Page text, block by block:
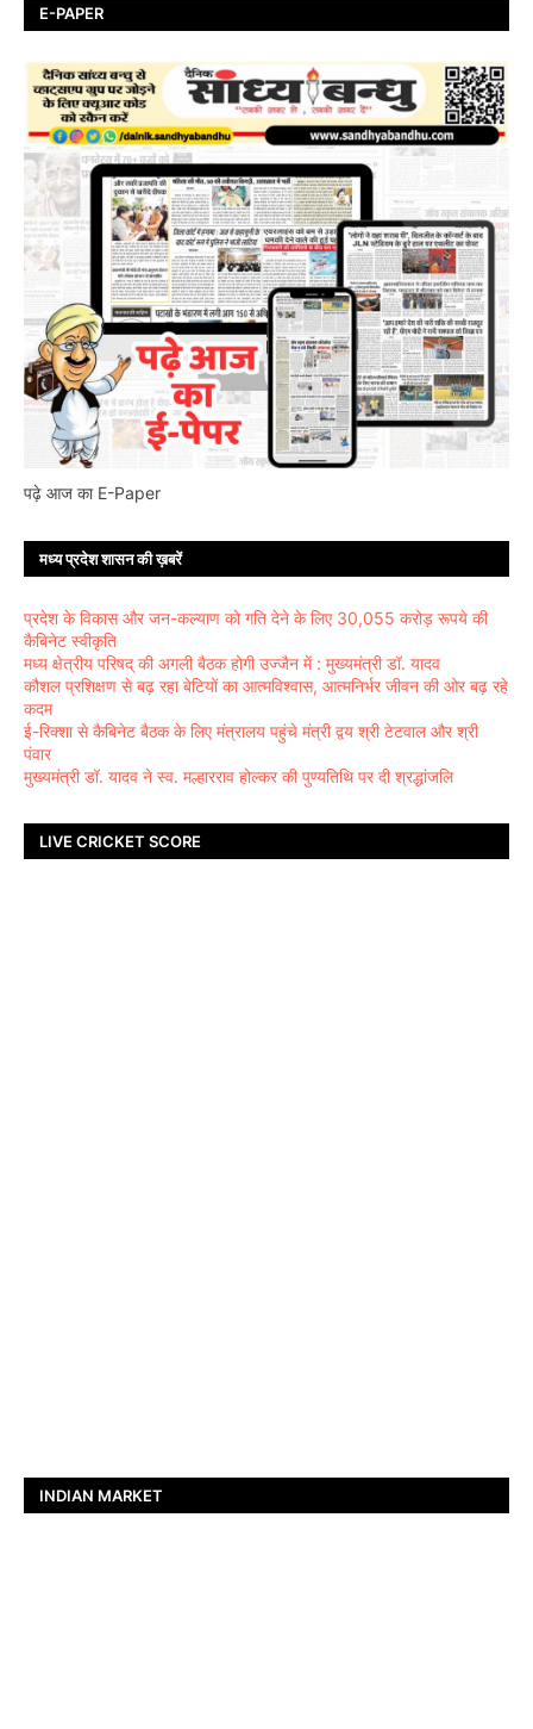
E-PAPER
पढ़े आज का E-Paper
मध्य प्रदेश शासन की ख़बरें
प्रदेश के विकास और जन-कल्याण को गति देने के लिए 30,055 करोड़ रूपये की
कैबिनेट स्वीकृति
मध्य क्षेत्रीय परिषद् की अगली बैठक होगी उज्जैन में : मुख्यमंत्री डॉ. यादव
कौशल प्रशिक्षण से बढ़ रहा बेटियों का आत्मविश्वास, आत्मनिर्भर जीवन की ओर बढ़ रहे
कदम
ई-रिक्शा से कैबिनेट बैठक के लिए मंत्रालय पहुंचे मंत्री द्वय श्री टेटवाल और श्री
पंवार
मुख्यमंत्री डॉ. यादव ने स्व. मल्हारराव होल्कर की पुण्यतिथि पर दी श्रद्धांजलि
LIVE CRICKET SCORE
INDIAN MARKET